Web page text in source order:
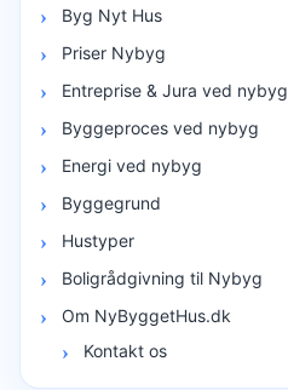
Byg Nyt Hus
Priser Nybyg
Entreprise & Jura ved nybyg
Byggeproces ved nybyg
Energi ved nybyg
Byggegrund
Hustyper
Boligrådgivning til Nybyg
Om NyByggetHus.dk
Kontakt os